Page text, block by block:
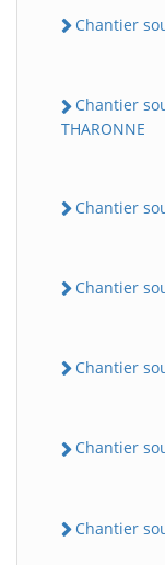
Chantier
Chantier
THARONNE
Chantier
Chantier
Chantier
Chantier
Chantier